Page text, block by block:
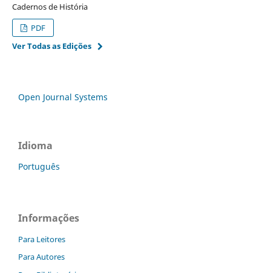
Cadernos de História
PDF
Ver Todas as Edições
Open Journal Systems
Idioma
Português
Informações
Para Leitores
Para Autores